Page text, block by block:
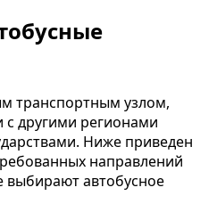
транспортным узлом,
другими регионами
Ниже приведен
направлений
выбирают автобусное